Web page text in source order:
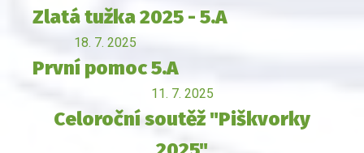
Zlatá tužka 2025 - 5.A
18. 7. 2025
První pomoc 5.A
11. 7. 2025
Celoroční soutěž "Piškvorky